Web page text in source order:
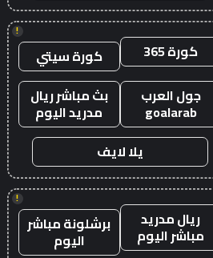
!
كورة 365
كورة سيتي
جول العرب
goalarab
بث مباشر ريال
مدريد اليوم
يلا لايف
!
ريال مدريد
مباشر اليوم برشلونة مباشر
اليوم